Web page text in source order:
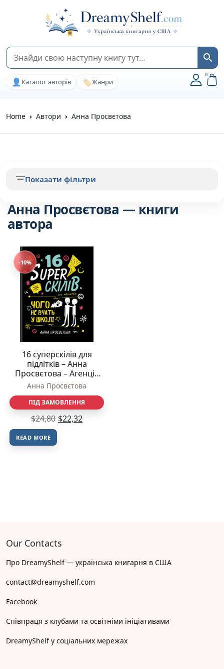
👤 Каталог авторів 🏷️Жанри
0
Home Автори Анна Просвєтова
Анна Просвєтова — книги
автора
-10%
16 суперскілів для
підлітків – Анна
Просвєтова – Агенція
IPIO
Анна Просвєтова
ПІД ЗАМОВЛЕННЯ
$24,80 $22,32
READ MORE
Показати фільтри
Our Contacts
Про DreamyShelf — українська книгарня в США
contact@dreamyshelf.com
Facebook
Співпраця з клубами та освітніми ініціативами
DreamyShelf у соціальних мережах